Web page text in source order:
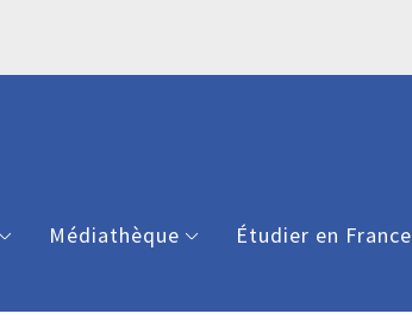
Médiathèque Étudier en France